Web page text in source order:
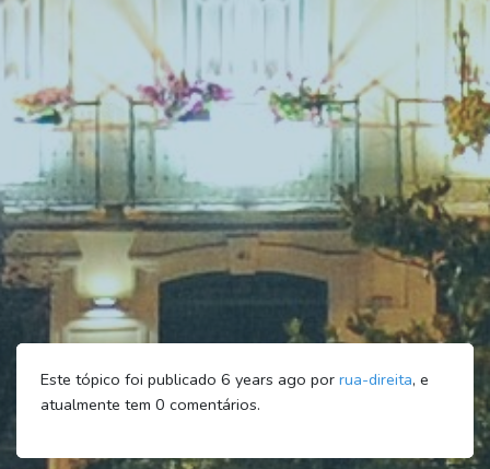
Este tópico foi publicado 6 years ago por rua-direita, e
atualmente tem 0 comentários.